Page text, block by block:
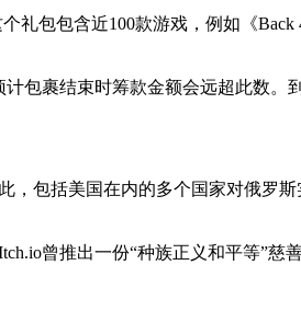
包包含近100款游戏，例如《Back
包裹结束时筹款金额会远超此数。
包括美国在内的多个国家对俄罗
曾推出一份“种族正义和平等”慈